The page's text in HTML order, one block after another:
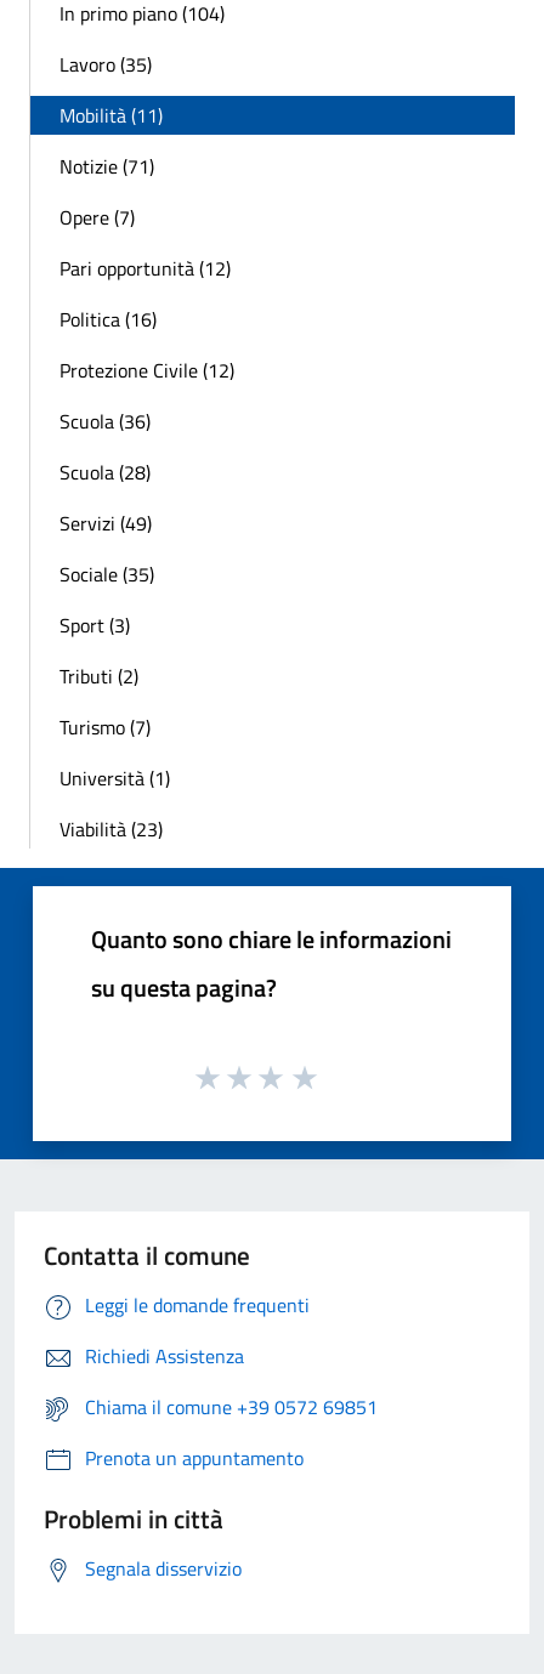
In primo piano (104)
Lavoro (35)
Mobilità (11)
Notizie (71)
Opere (7)
Pari opportunità (12)
Politica (16)
Protezione Civile (12)
Scuola (36)
Scuola (28)
Servizi (49)
Sociale (35)
Sport (3)
Tributi (2)
Turismo (7)
Università (1)
Viabilità (23)
Quanto sono chiare le informazioni
su questa pagina?
Contatta il comune
Leggi le domande frequenti
Richiedi Assistenza
Chiama il comune +39 0572 69851
Prenota un appuntamento
Problemi in città
Segnala disservizio